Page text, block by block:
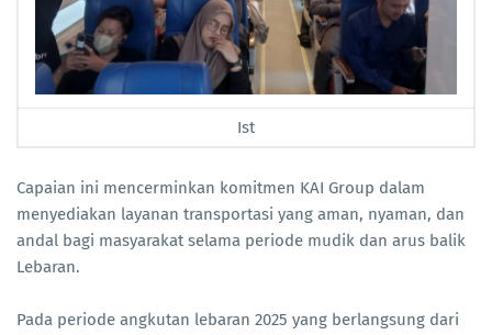
Ist
Capaian ini mencerminkan komitmen KAI Group dalam
menyediakan layanan transportasi yang aman, nyaman, dan
andal bagi masyarakat selama periode mudik dan arus balik
Lebaran.
Pada periode angkutan lebaran 2025 yang berlangsung dari